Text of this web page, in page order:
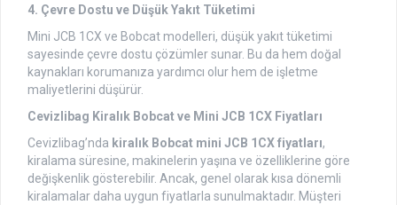
4. Çevre Dostu ve Düşük Yakıt Tüketimi
Mini JCB 1CX ve Bobcat modelleri, düşük yakıt tüketimi
sayesinde çevre dostu çözümler sunar. Bu da hem doğal
kaynakları korumanıza yardımcı olur hem de işletme
maliyetlerini düşürür.
Cevizlibag Kiralık Bobcat ve Mini JCB 1CX Fiyatları
Cevizlibag’nda kiralık Bobcat mini JCB 1CX fiyatları,
kiralama süresine, makinelerin yaşına ve özelliklerine göre
değişkenlik gösterebilir. Ancak, genel olarak kısa dönemli
kiralamalar daha uygun fiyatlarla sunulmaktadır. Müşteri